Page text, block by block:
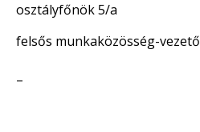
osztályfőnök 5/a
felsős munkaközösség-vezető
–